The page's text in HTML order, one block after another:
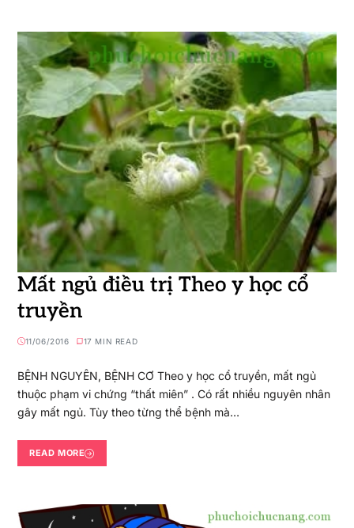
Mất ngủ điều trị Theo y học cổ
truyền
11/06/2016 17 MIN READ
BỆNH NGUYÊN, BỆNH CƠ Theo y học cổ truyền, mất ngủ
thuộc phạm vi chứng “thất miên” . Có rất nhiều nguyên nhân
gây mất ngủ. Tùy theo từng thể bệnh mà…
READ MORE